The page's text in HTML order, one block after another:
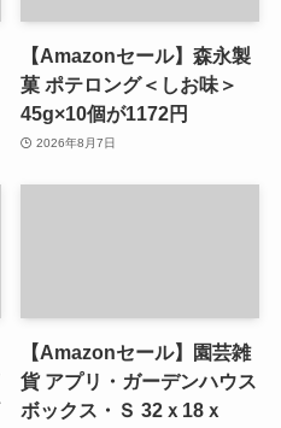
【Amazonセール】森永製
菓 ポテロング＜しお味＞
45g×10個が1172円
2026年8月7日
【Amazonセール】園芸雑
貨 アプリ・ガーデンハウス
ボックス・Ｓ 32ｘ18ｘ